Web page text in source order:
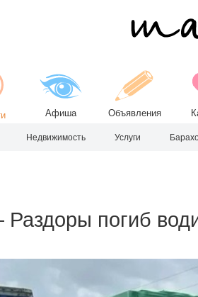
Афиша Объявления
Недвижимость Услуги
погиб